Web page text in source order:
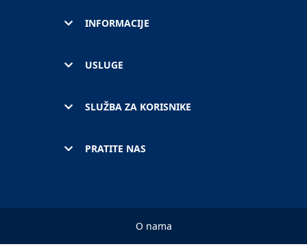
INFORMACIJE
USLUGE
SLUŽBA ZA KORISNIKE
PRATITE NAS
O nama